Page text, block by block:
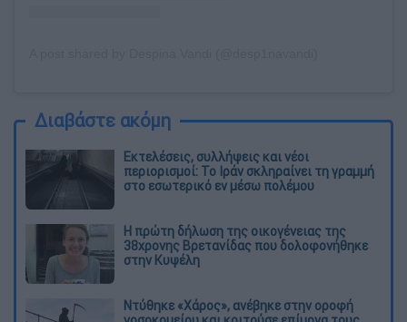
Διαβάστε ακόμη
Εκτελέσεις, συλλήψεις και νέοι
περιορισμοί: Το Ιράν σκληραίνει τη γραμμή
στο εσωτερικό εν μέσω πολέμου
Η πρώτη δήλωση της οικογένειας της
38χρονης Βρετανίδας που δολοφονήθηκε
στην Κυψέλη
Ντύθηκε «Χάρος», ανέβηκε στην οροφή